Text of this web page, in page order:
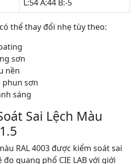
L:54 A:44 B:-5
thể thay đổi nhẹ tùy theo:
sơn
nền
phun sơn
sáng
Sai Lệch Màu
RAL 4003 được kiểm soát sai
quang phổ CIE LAB với giới